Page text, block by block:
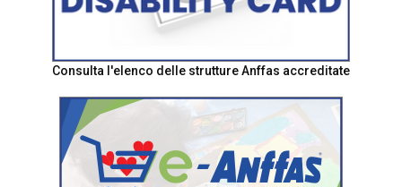
Consulta l'elenco delle strutture Anffas accreditate